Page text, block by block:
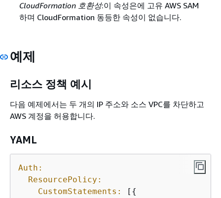
CloudFormation 호환성:이 속성은에 고유 AWS SAM
하며 CloudFormation 동등한 속성이 없습니다.
예제
리소스 정책 예시
다음 예제에서는 두 개의 IP 주소와 소스 VPC를 차단하고
AWS 계정을 허용합니다.
YAML
Auth:
ResourcePolicy:
CustomStatements:
[ {